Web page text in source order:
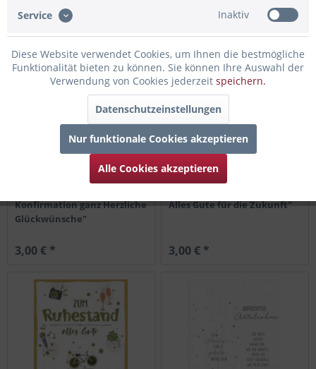
3,00 € *
Konfirmation ganz Herzliche
Glückwünsche"
3,00 € *
Alles Gute für die Zukunft"
3,00 € *
Service Inaktiv
Diese Website verwendet Cookies, um Ihnen die bestmögliche
Funktionalität bieten zu können. Sie können Ihre Auswahl der
Verwendung von Cookies jederzeit speichern.
Datenschutzeinstellungen
Nur funktionale Cookies akzeptieren
Alle Cookies akzeptieren